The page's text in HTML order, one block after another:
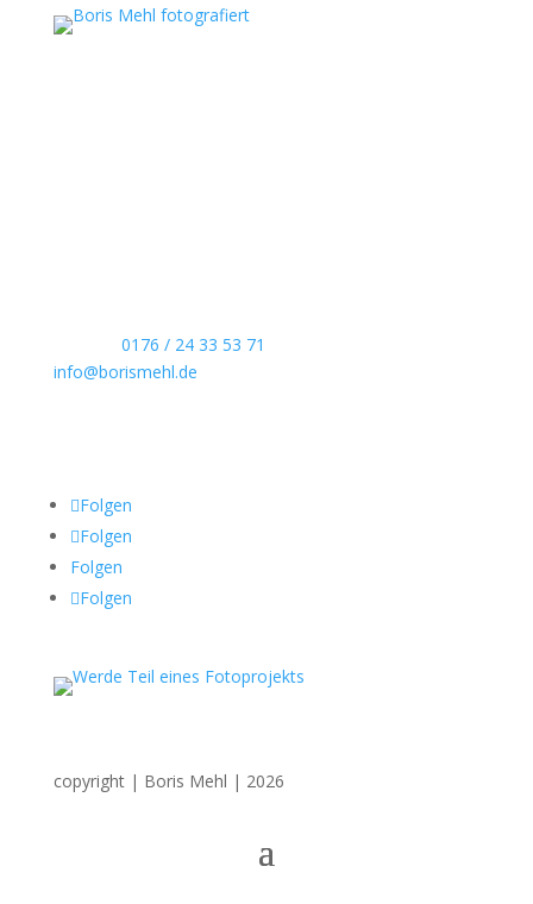
0176 / 24 33 53 71
info@borismehl.de
Folgen
Folgen
Folgen
Folgen
copyright | Boris Mehl | 2026